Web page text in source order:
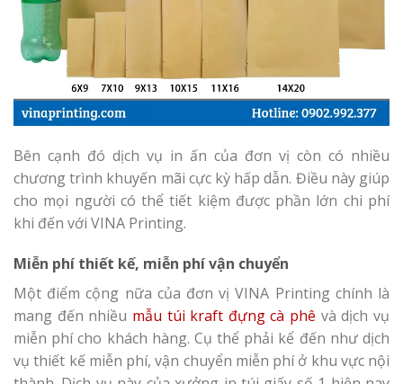
Bên cạnh đó dịch vụ in ấn của đơn vị còn có nhiều
chương trình khuyến mãi cực kỳ hấp dẫn. Điều này giúp
cho mọi người có thể tiết kiệm được phần lớn chi phí
khi đến với VINA Printing.
Miễn phí thiết kế, miễn phí vận chuyển
Một điểm cộng nữa của đơn vị VINA Printing chính là
mang đến nhiều mẫu túi kraft đựng cà phê và dịch vụ
miễn phí cho khách hàng. Cụ thể phải kể đến như dịch
vụ thiết kế miễn phí, vận chuyển miễn phí ở khu vực nội